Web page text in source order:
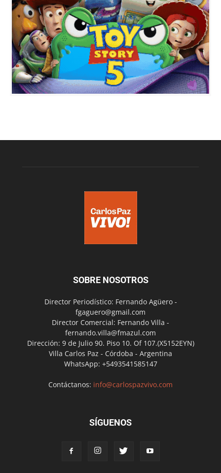
SOBRE NOSOTROS
Director Periodístico: Fernando Agüero -
fgaguero@gmail.com
Director Comercial: Fernando Villa -
fernando.villa@fmazul.com
Dirección: 9 de Julio 90. Piso 10. Of 107.(X5152EYN)
Villa Carlos Paz - Córdoba - Argentina
WhatsApp: +5493541585147
Contáctanos: info@carlospazvivo.com
SÍGUENOS